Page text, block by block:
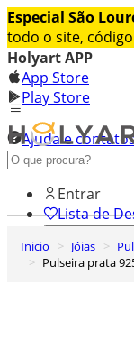
Especial São
todo o site,
Holyart APP
App Store
Play Store
Ajuda e
Conheça premium
Entrar
Lista de
0
Carrinho de
Inicio Jóias
Pulseira prata